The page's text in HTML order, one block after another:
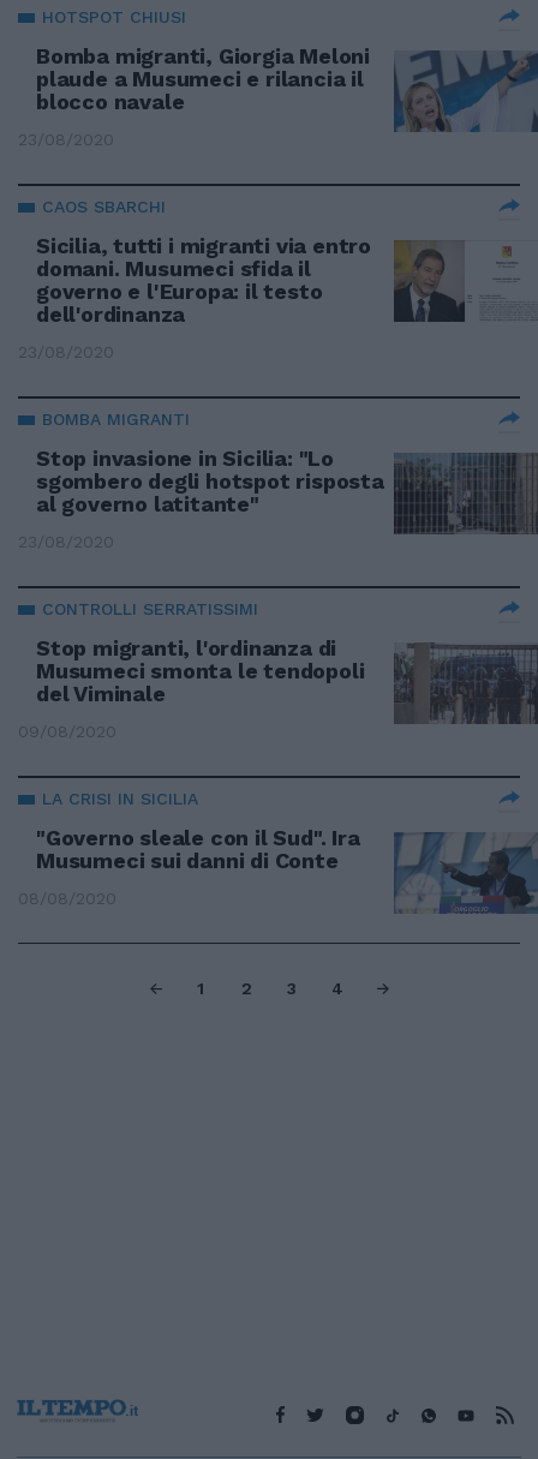
HOTSPOT CHIUSI
Bomba migranti, Giorgia Meloni
plaude a Musumeci e rilancia il
blocco navale
23/08/2020
CAOS SBARCHI
Sicilia, tutti i migranti via entro
domani. Musumeci sfida il
governo e l'Europa: il testo
dell'ordinanza
23/08/2020
BOMBA MIGRANTI
Stop invasione in Sicilia: "Lo
sgombero degli hotspot risposta
al governo latitante"
23/08/2020
CONTROLLI SERRATISSIMI
Stop migranti, l'ordinanza di
Musumeci smonta le tendopoli
del Viminale
09/08/2020
LA CRISI IN SICILIA
"Governo sleale con il Sud". Ira
Musumeci sui danni di Conte
08/08/2020
1 2 3 4